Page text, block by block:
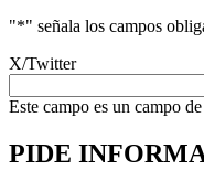
"*" señala los campos
X/Twitter
Este campo es un campo
PIDE